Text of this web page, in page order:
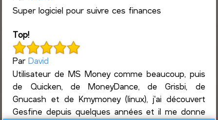
Super logiciel pour suivre ces finances
Top!
ParDavid
Utilisateur de MS Money comme beaucoup, puis
de Quicken, de MoneyDance, de Grisbi, de
Gnucash et de Kmymoney (linux), j'ai découvert
Gesfine depuis quelques années et il me donne